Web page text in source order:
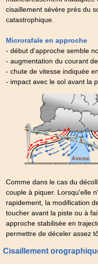
cisaillement sévère près du
catastrophique.
Microrafale en approche
- début d'approche semble
- augmentation du courant
- chute de vitesse indiquée
- impact avec le sol avant la
Comme dans le cas du
couple à piquer. Lorsqu'elle
rapidement, la modification
toucher avant la piste ou à
approche stabilisée en
permettre de déceler assez
Cisaillement